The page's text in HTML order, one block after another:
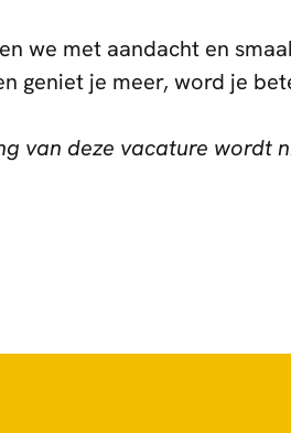
we met aandacht en
geniet je meer, word je
van deze vacature wordt